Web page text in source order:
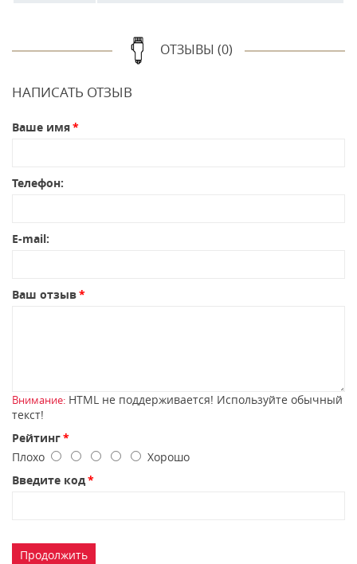
ОТЗЫВЫ (0)
НАПИСАТЬ ОТЗЫВ
Ваше имя
Телефон:
E-mail:
Ваш отзыв
Внимание: HTML не поддерживается! Используйте обычный
текст!
Рейтинг
Плохо
Хорошо
Введите код
Продолжить